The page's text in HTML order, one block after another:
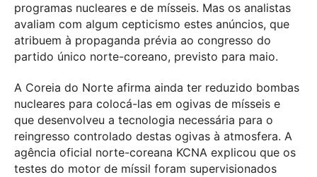
programas nucleares e de mísseis. Mas os analistas
avaliam com algum cepticismo estes anúncios, que
atribuem à propaganda prévia ao congresso do
partido único norte-coreano, previsto para maio.
A Coreia do Norte afirma ainda ter reduzido bombas
nucleares para colocá-las em ogivas de mísseis e
que desenvolveu a tecnologia necessária para o
reingresso controlado destas ogivas à atmosfera. A
agência oficial norte-coreana KCNA explicou que os
testes do motor de míssil foram supervisionados